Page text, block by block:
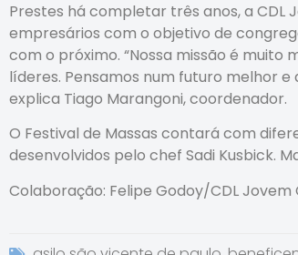
Prestes há completar três anos, a CDL
empresários com o objetivo de
com o próximo. “Nossa missão é
líderes. Pensamos num futuro melhor
explica Tiago Marangoni, coordenador.
O Festival de Massas contará com
desenvolvidos pelo chef Sadi Kusbick.
Colaboração: Felipe Godoy/CDL Jovem